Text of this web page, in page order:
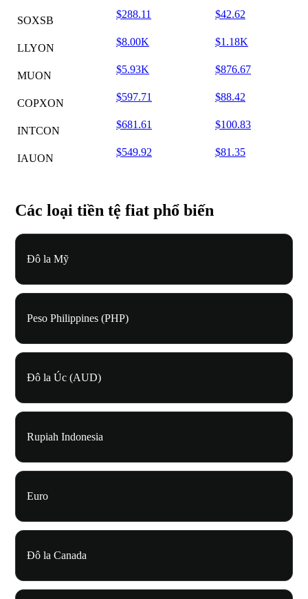
SOXSB
$288.11 $42.62
LLYON
$8.00K $1.18K
MUON
$5.93K $876.67
COPXON
$597.71 $88.42
INTCON
$681.61 $100.83
IAUON
$549.92 $81.35
Các loại tiền tệ fiat phổ biến
Đô la Mỹ
Peso Philippines (PHP)
Đô la Úc (AUD)
Rupiah Indonesia
Euro
Đô la Canada